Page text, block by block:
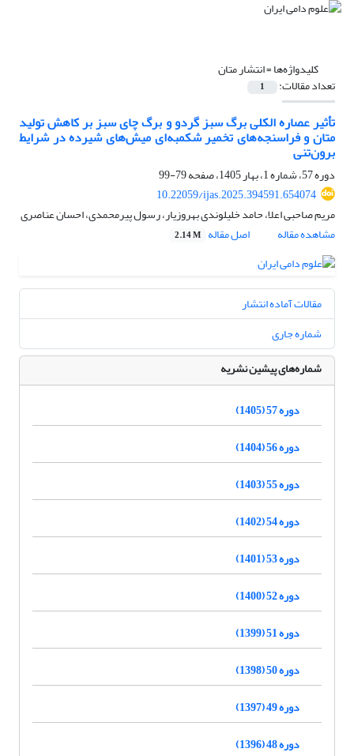
کلیدواژه‌ها =انتشار متان
تعداد مقالات: 1
تأثیر عصاره الکلی برگ سبز گردو و برگ چای سبز بر کاهش تولید
متان و فراسنجه‌های تخمیر شکمبه‌ای میش‌های شیرده در شرایط
برون‌تنی
دوره 57، شماره 1، بهار 1405، صفحه
79-99
10.22059/ijas.2025.394591.654074
مریم صاحبی اعلا، حامد خلیلوندی بهروزیار، رسول پیرمحمدی، احسان عناصری
مشاهده مقاله
اصل مقاله 2.14 M
مقالات آماده انتشار
شماره جاری
شماره‌های پیشین نشریه
دوره 57 (1405)
دوره 56 (1404)
دوره 55 (1403)
دوره 54 (1402)
دوره 53 (1401)
دوره 52 (1400)
دوره 51 (1399)
دوره 50 (1398)
دوره 49 (1397)
دوره 48 (1396)